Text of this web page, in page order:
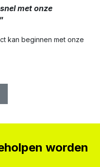
met onze
kan beginnen met onze
worden